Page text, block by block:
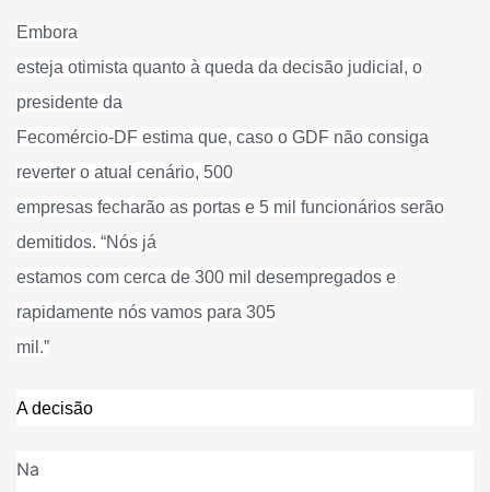
Embora
esteja otimista quanto à queda da decisão judicial, o
presidente da
Fecomércio-DF estima que, caso o GDF não consiga
reverter o atual cenário, 500
empresas fecharão as portas e 5 mil funcionários serão
demitidos. “Nós já
estamos com cerca de 300 mil desempregados e
rapidamente nós vamos para 305
mil.”
A decisão
Na